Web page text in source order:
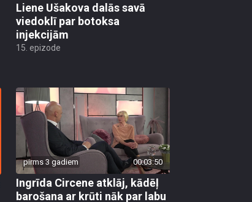
Liene Ušakova dalās savā
viedoklī par botoksa
injekcijām
15. epizode
pirms 3 gadiem 00:03:50
Ingrīda Circene atklāj, kādēļ
barošana ar krūti nāk par labu